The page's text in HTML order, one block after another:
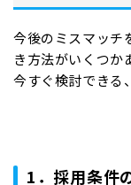
今後のミスマッチ
き方法がいくつか
今すぐ検討できる
1．採用条件